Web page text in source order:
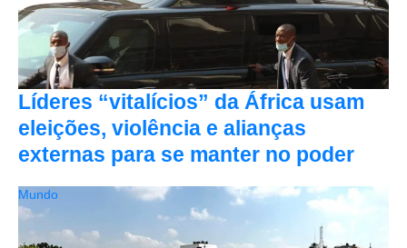
Líderes “vitalícios” da África usam
eleições, violência e alianças
externas para se manter no poder
Mundo